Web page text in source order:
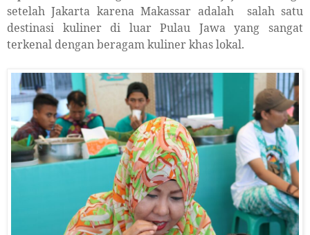
setelah Jakarta karena Makassar adalah
salah satu
destinasi kuliner di luar Pulau Jawayang sangat
terkenal dengan beragam kuliner khas lokal.